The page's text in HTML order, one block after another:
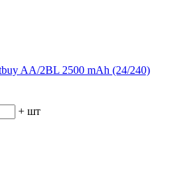
AA/2BL 2500 mAh (24/240)
+ шт